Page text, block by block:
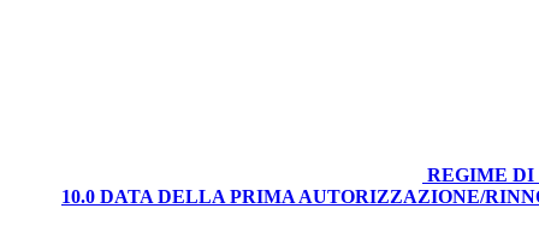
REGIME DI
10.0 DATA DELLA PRIMA AUTORIZZAZIONE/